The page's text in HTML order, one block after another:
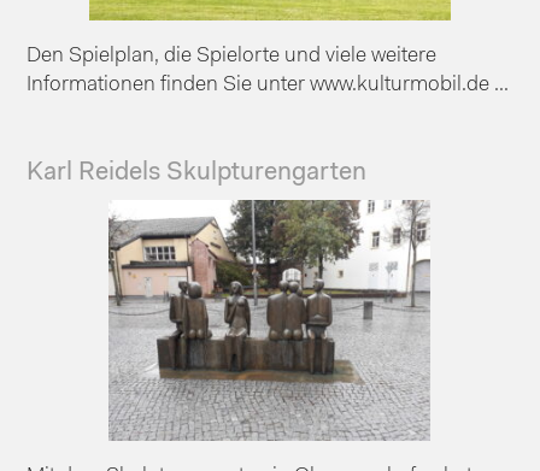
Den Spielplan, die Spielorte und viele weitere
Informationen finden Sie unter www.kulturmobil.de ...
Karl Reidels Skulpturengarten